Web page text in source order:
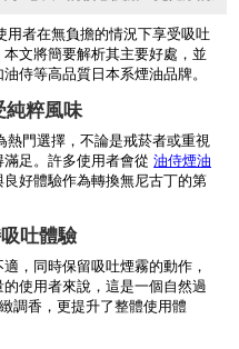
用者在無負擔的情況下享受吸吐
文將簡要解析其主要好處，並
侍等高品質日本系煙油品牌。
純粹風味
熱門選擇，不論是戒菸者或重視
滿足。許多使用者會從油侍煙油
好體驗作為轉換無尼古丁的第
吐體驗
，同時保留吸吐煙霧的動作，
使用者來說，這是一個自然過
調香，更提升了整體使用體